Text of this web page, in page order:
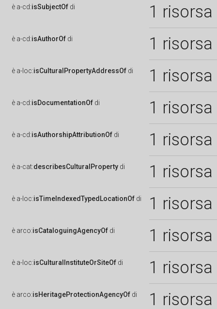
è a-cd:isSubjectOf di 1 risorsa
è a-cd:isAuthorOf di 1 risorsa
è a-loc:isCulturalPropertyAddressOf di 1 risorsa
è a-cd:isDocumentationOf di 1 risorsa
è a-cd:isAuthorshipAttributionOf di 1 risorsa
è a-cat:describesCulturalProperty di 1 risorsa
è a-loc:isTimeIndexedTypedLocationOf di 1 risorsa
è arco:isCataloguingAgencyOf di 1 risorsa
è a-loc:isCulturalInstituteOrSiteOf di 1 risorsa
è arco:isHeritageProtectionAgencyOf di 1 risorsa